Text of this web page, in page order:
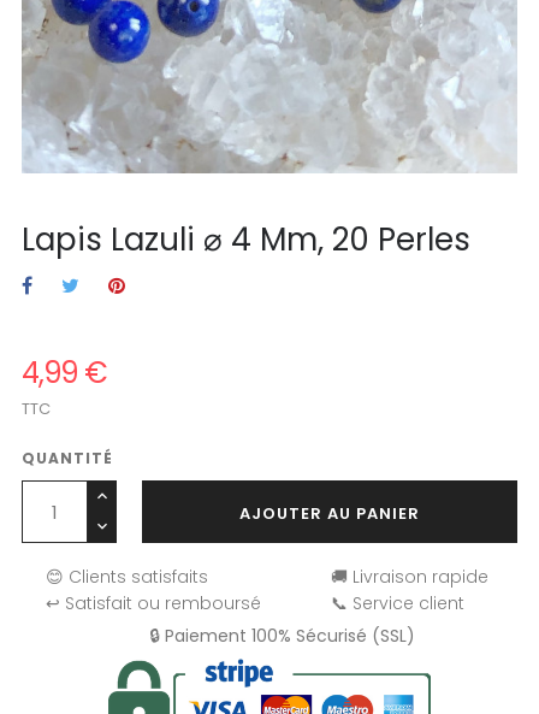
Lapis Lazuli ⌀ 4 Mm, 20 Perles
4,99 €
TTC
QUANTITÉ
AJOUTER AU PANIER
😊 Clients satisfaits
🚚 Livraison rapide
↩️ Satisfait ou remboursé
📞 Service client
🔒 Paiement 100% Sécurisé (SSL)